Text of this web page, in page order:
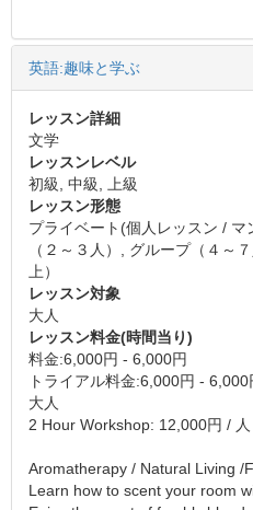
英語:趣味と学ぶ
レッスン詳細
文学
レッスンレベル
初級, 中級, 上級
レッスン形態
プライベート(個人レッスン / マ
（２～３人）, グループ（４～
上）
レッスン対象
大人
レッスン料金(時間当り)
料金:6,000円 - 6,000円
トライアル料金:6,000円 - 6,000
大人
2 Hour Workshop: 12,000円 / 人
Aromatherapy / Natural Living /
Learn how to scent your room